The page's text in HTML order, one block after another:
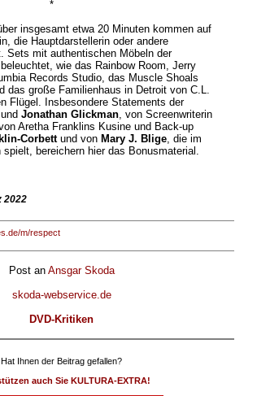
*
insgesamt etwa 20 Minuten kommen auf
die Hauptdarstellerin oder andere
Sets mit authentischen Möbeln der
wie das Rainbow Room, Jerry
Records Studio, das Muscle Shoals
das große Familienhaus in Detroit von C.L.
Flügel. Insbesondere Statements der
Jonathan Glickman, von Screenwriterin
Aretha Franklins Kusine und Back-up
Corbettund von Mary J. Blige, die im
spielt, bereichern hier das Bonusmaterial.
2022
m/respect
Post an Ansgar Skoda
skoda-webservice.de
DVD-Kritiken
Hat Ihnen der Beitrag gefallen?
auch Sie KULTURA-EXTRA!